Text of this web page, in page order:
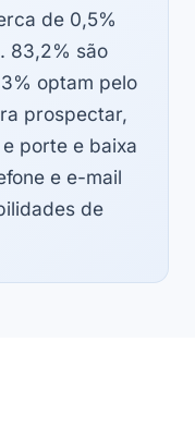
de 0,5%
83,2% são
optam pelo
prospectar,
porte e baixa
e e-mail
de